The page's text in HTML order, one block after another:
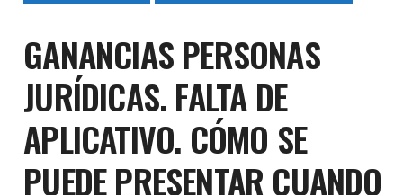
GANANCIAS PERSONAS
JURÍDICAS. FALTA DE
APLICATIVO. CÓMO SE
PUEDE PRESENTAR CUANDO